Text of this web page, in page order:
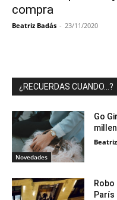
compra
Beatriz Badás - 23/11/2020
¿RECUERDAS CUANDO…?
Novedades
Go
París